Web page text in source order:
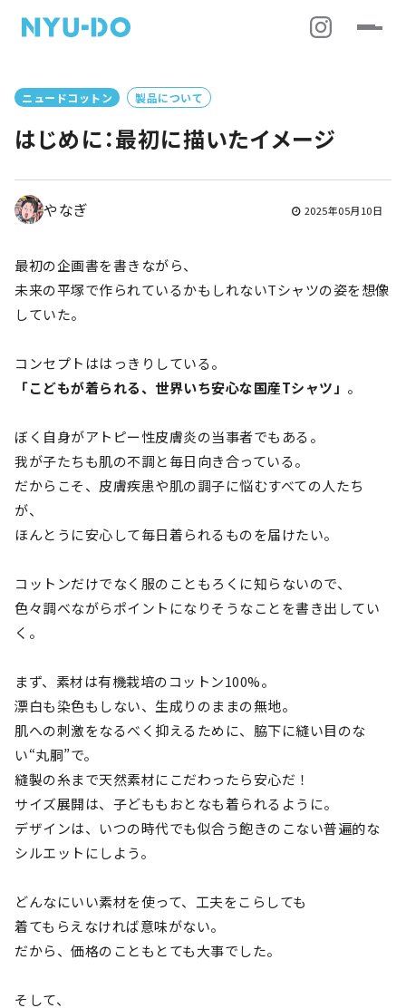
ニュードコットン 製品について
はじめに：最初に描いたイメージ
やなぎ 2025年05月10日
最初の企画書を書きながら、
未来の平塚で作られているかもしれないTシャツの姿を想像
していた。
コンセプトははっきりしている。
「こどもが着られる、世界いち安心な国産Tシャツ」 。
ぼく自身がアトピー性皮膚炎の当事者でもある。
我が子たちも肌の不調と毎日向き合っている。
だからこそ、皮膚疾患や肌の調子に悩むすべての人たち
が、
ほんとうに安心して毎日着られるものを届けたい。
コットンだけでなく服のこともろくに知らないので、
色々調べながらポイントになりそうなことを書き出してい
く。
まず、素材は有機栽培のコットン100%。
漂白も染色もしない、生成りのままの無地。
肌への刺激をなるべく抑えるために、脇下に縫い目のな
い“丸胴”で。
縫製の糸まで天然素材にこだわったら安心だ！
サイズ展開は、子どももおとなも着られるように。
デザインは、いつの時代でも似合う飽きのこない普遍的な
シルエットにしよう。
どんなにいい素材を使って、工夫をこらしても
着てもらえなければ意味がない。
だから、価格のこともとても大事でした。
そして、